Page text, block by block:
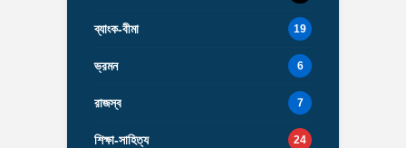
ব্যাংক-বীমা 19
ভ্রমন 6
রাজস্ব 7
শিক্ষা-সাহিত্য 24